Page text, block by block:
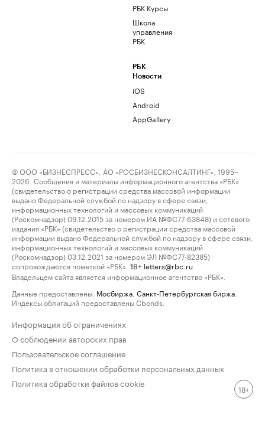
РБК Курсы
Школа
управления
РБК
РБК
Новости
iOS
Android
AppGallery
© ООО «БИЗНЕСПРЕСС», АО «РОСБИЗНЕСКОНСАЛТИНГ», 1995–
2026. Сообщения и материалы информационного агентства «РБК»
(свидетельство о регистрации средства массовой информации
выдано Федеральной службой по надзору в сфере связи,
информационных технологий и массовых коммуникаций
(Роскомнадзор) 09.12.2015 за номером ИА №ФС77-63848) и сетевого
издания «РБК» (свидетельство о регистрации средства массовой
информации выдано Федеральной службой по надзору в сфере связи,
информационных технологий и массовых коммуникаций
(Роскомнадзор) 03.12.2021 за номером ЭЛ №ФС77-82385)
сопровождаются пометкой «РБК».
18+ letters@rbc.ru
Владельцем сайта является информационное агентство «РБК».
Данные предоставлены: Мосбиржа Санкт-Петербургская биржа
Индексы облигаций предоставлены Cbonds.
Информация об ограничениях
О соблюдении авторских прав
Пользовательское соглашение
Политика в отношении обработки персональных данных
Политика обработки файлов cookie
18+